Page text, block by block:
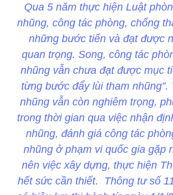
Qua 5 năm thực hiện Luật
nhũng, công tác phòng, chống
những bước tiến và đạt được
quan trọng. Song, công tác
nhũng vẫn chưa đạt được mục
từng bước đẩy lùi tham nhũng”.
nhũng vẫn còn nghiêm trọng,
trong thời gian qua việc nhận
nhũng, đánh giá công tác
nhũng ở phạm vi quốc gia gặp
nên việc xây dựng, thực hiện
hết sức cần thiết. Thông tư số